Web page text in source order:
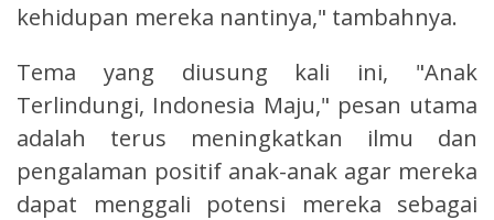
kehidupan mereka nantinya," tambahnya.
Tema yang diusung kali ini, "Anak
Terlindungi, Indonesia Maju," pesan utama
adalah terus meningkatkan ilmu dan
pengalaman positif anak-anak agar mereka
dapat menggali potensi mereka sebagai